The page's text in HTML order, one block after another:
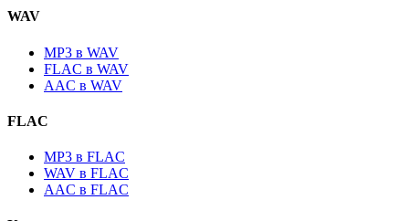
WAV
MP3 в WAV
FLAC в WAV
AAC в WAV
FLAC
MP3 в FLAC
WAV в FLAC
AAC в FLAC